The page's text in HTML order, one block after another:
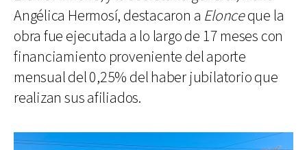
Angélica Hermosí, destacaron a Elonceque la
obra fue ejecutada a lo largo de 17 meses con
financiamiento proveniente del aporte
mensual del 0,25% del haber jubilatorio que
realizan sus afiliados.